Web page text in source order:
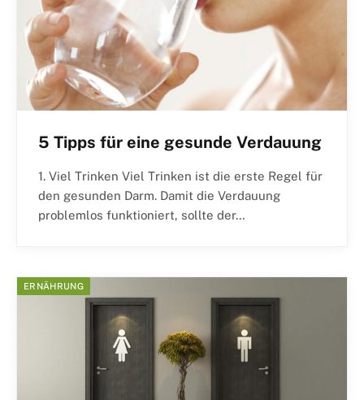
5 Tipps für eine gesunde Verdauung
1. Viel Trinken Viel Trinken ist die erste Regel für
den gesunden Darm. Damit die Verdauung
problemlos funktioniert, sollte der…
ERNÄHRUNG